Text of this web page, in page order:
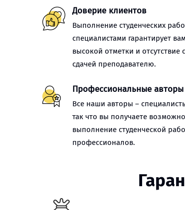
Доверие клиентов
Выполнение студенческих
специалистами гарантирует
высокой отметки и отсутствие
сдачей преподавателю.
Профессиональные авторы
Все наши авторы –
так что вы получаете
выполнение студенческой
профессионалов.